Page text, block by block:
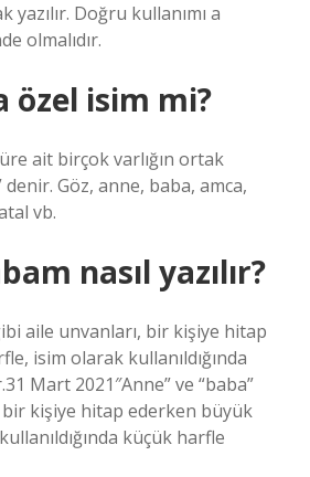
Doğru kullanımı a
olmalıdır.
özel isim mi?
ait birçok varlığın ortak
denir. Göz, anne, baba, amca,
vb.
nasıl yazılır?
aile unvanları, bir kişiye hitap
isim olarak kullanıldığında
Mart 2021″Anne” ve “baba”
bir kişiye hitap ederken büyük
küçük harfle